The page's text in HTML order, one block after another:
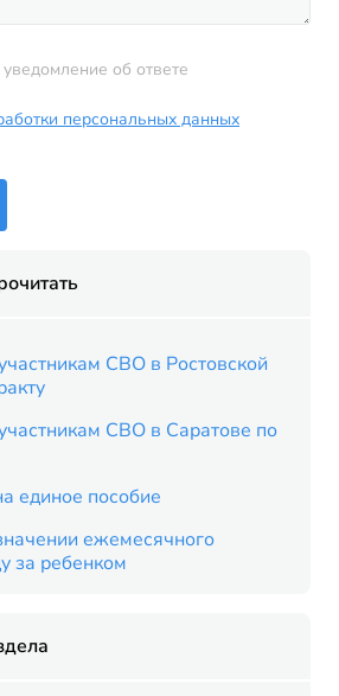
об ответе
персональных данных
СВО в Ростовской
СВО в Саратове по
единое пособие
ежемесячного
за ребенком